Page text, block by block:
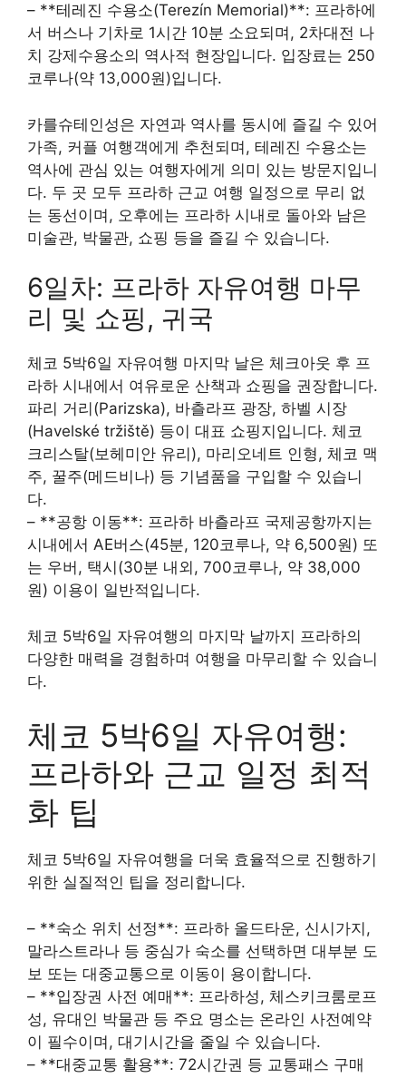
– **테레진 수용소(Terezín Memorial)**: 프라하에
서 버스나 기차로 1시간 10분 소요되며, 2차대전 나
치 강제수용소의 역사적 현장입니다. 입장료는 250
코루나(약 13,000원)입니다.
카를슈테인성은 자연과 역사를 동시에 즐길 수 있어
가족, 커플 여행객에게 추천되며, 테레진 수용소는
역사에 관심 있는 여행자에게 의미 있는 방문지입니
다. 두 곳 모두 프라하 근교 여행 일정으로 무리 없
는 동선이며, 오후에는 프라하 시내로 돌아와 남은
미술관, 박물관, 쇼핑 등을 즐길 수 있습니다.
6일차: 프라하 자유여행 마무
리 및 쇼핑, 귀국
체코 5박6일 자유여행 마지막 날은 체크아웃 후 프
라하 시내에서 여유로운 산책과 쇼핑을 권장합니다.
파리 거리(Parizska), 바츨라프 광장, 하벨 시장
(Havelské tržiště) 등이 대표 쇼핑지입니다. 체코
크리스탈(보헤미안 유리), 마리오네트 인형, 체코 맥
주, 꿀주(메드비나) 등 기념품을 구입할 수 있습니
다.
– **공항 이동**: 프라하 바츨라프 국제공항까지는
시내에서 AE버스(45분, 120코루나, 약 6,500원) 또
는 우버, 택시(30분 내외, 700코루나, 약 38,000
원) 이용이 일반적입니다.
체코 5박6일 자유여행의 마지막 날까지 프라하의
다양한 매력을 경험하며 여행을 마무리할 수 있습니
다.
체코 5박6일 자유여행:
프라하와 근교 일정 최적
화 팁
체코 5박6일 자유여행을 더욱 효율적으로 진행하기
위한 실질적인 팁을 정리합니다.
– **숙소 위치 선정**: 프라하 올드타운, 신시가지,
말라스트라나 등 중심가 숙소를 선택하면 대부분 도
보 또는 대중교통으로 이동이 용이합니다.
– **입장권 사전 예매**: 프라하성, 체스키크룸로프
성, 유대인 박물관 등 주요 명소는 온라인 사전예약
이 필수이며, 대기시간을 줄일 수 있습니다.
– **대중교통 활용**: 72시간권 등 교통패스 구매